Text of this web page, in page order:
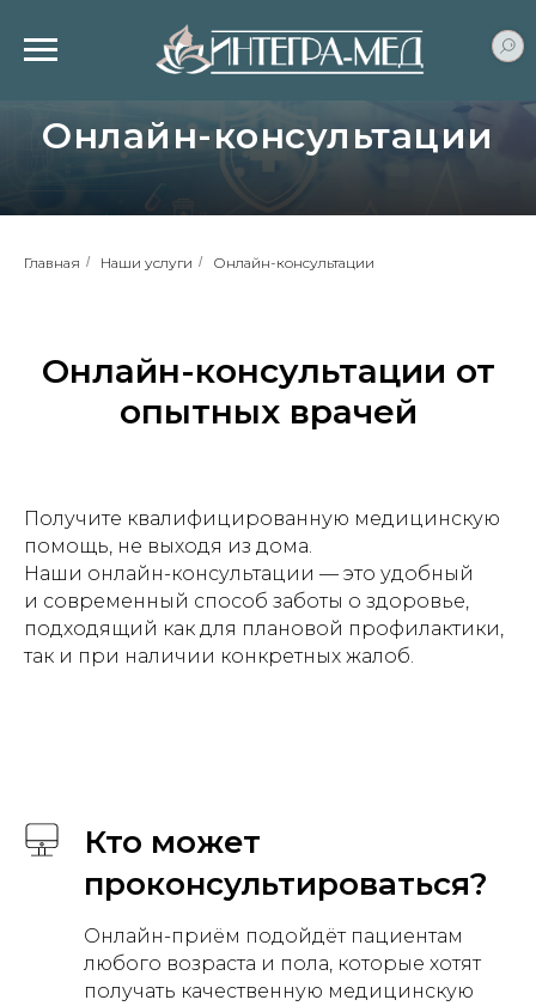
Онлайн-консультации
Главная / Наши услуги / Онлайн-консультации
Онлайн-консультации от
опытных врачей
Получите квалифицированную медицинскую
помощь, не выходя из дома.
Наши онлайн-консультации — это удобный
и современный способ заботы о здоровье,
подходящий как для плановой профилактики,
так и при наличии конкретных жалоб.
Кто может
проконсультироваться?
Онлайн-приём подойдёт пациентам
любого возраста и пола, которые хотят
получать качественную медицинскую